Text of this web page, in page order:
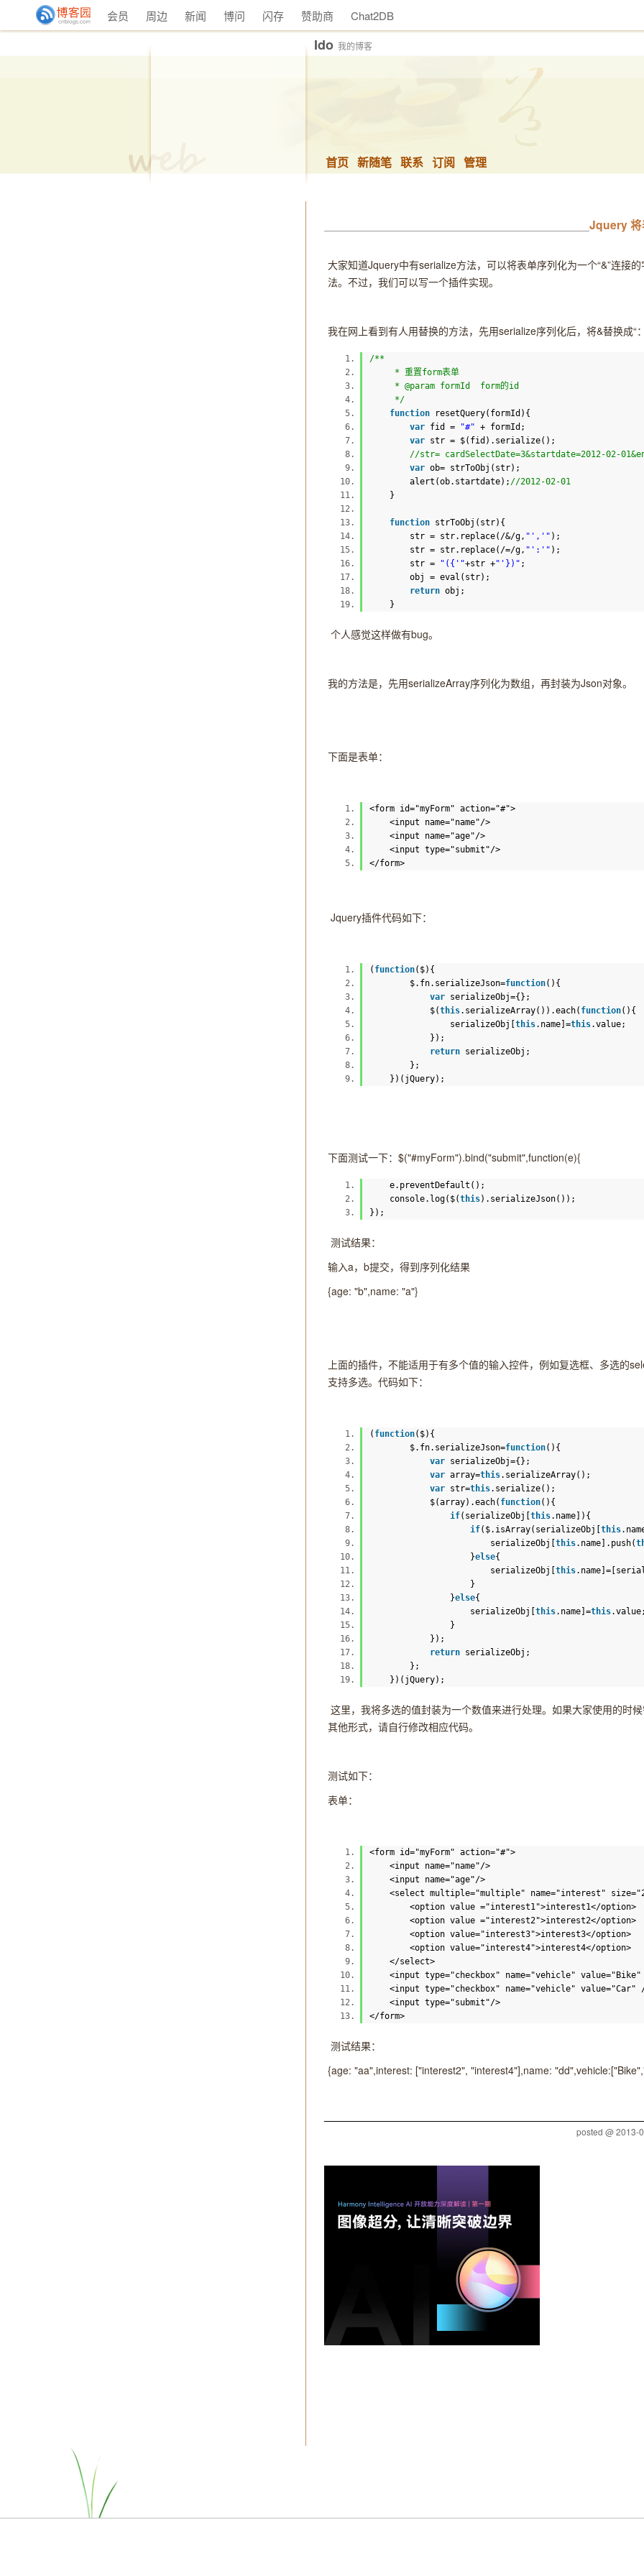
会员 周边 新闻 博问 闪存 赞助商 Chat2DB
Ido 我的博客
首页 新随笔 联系 订阅 管理
Jquery
大家知道Jquery中有serialize方法，可以将表单序列化为一个“&”连接
法。不过，我们可以写一个插件实现。
我在网上看到有人用替换的方法，先用serialize序列化后，将&替换成“：
/**
* 重置form表单
* @param formId form的id
*/
function resetQuery(formId){
var fid = "#" + formId;
var str = $(fid).serialize();
//str= cardSelectDate=3&startdate=2012-02-
var ob= strToObj(str);
alert(ob.startdate); //2012-02-01
}
function strToObj(str){
str = str.replace(/&/g, "','" );
str = str.replace(/=/g, "':'" );
str =
"({'"+str +"'})" ;
obj = eval(str);
return obj;
}
个人感觉这样做有bug。
我的方法是，先用serializeArray序列化为数组，再封装为Json对象。
下面是表单：
<form id="myForm" action="#">
<input name="name"/>
<input name="age"/>
<input type="submit"/>
</form>
Jquery插件代码如下：
( function($){
$.fn.serializeJson=function(){
var serializeObj={};
$(this.serializeArray()).each( function
serializeObj[ this.name]=this.value;
});
return serializeObj;
};
})(jQuery);
下面测试一下：$("#myForm").bind("submit",function(e){
e.preventDefault();
console.log($(this).serializeJson());
});
测试结果：
输入a，b提交，得到序列化结果
{age: "b",name: "a"}
上面的插件，不能适用于有多个值的输入控件，例如复选框、多选的
支持多选。代码如下：
( function($){
$.fn.serializeJson=function(){
var serializeObj={};
var array=this.serializeArray();
var str=this.serialize();
$(array).each( function(){
if(serializeObj[ this.name]){
if($.isArray(serializeObj[ this
serializeObj[ this.name].push(
}else{
serializeObj[ this
}
}else{
serializeObj[ this.name]=this
}
});
return serializeObj;
};
})(jQuery);
这里，我将多选的值封装为一个数值来进行处理。如果大家使用的时
其他形式，请自行修改相应代码。
测试如下：
表单：
<form id="myForm" action="#">
<input name="name"/>
<input name="age"/>
<select multiple="multiple" name="interest" size=
<option value ="interest1">interest1</option>
<option value ="interest2">interest2</option>
<option value="interest3">interest3</option>
<option value="interest4">interest4</option>
</select>
<input type="checkbox" name="vehicle" value="Bike"
<input type="checkbox" name="vehicle" value="Car"
<input type="submit"/>
</form>
测试结果：
{age: "aa",interest: ["interest2", "interest4"],name:
posted @2013-